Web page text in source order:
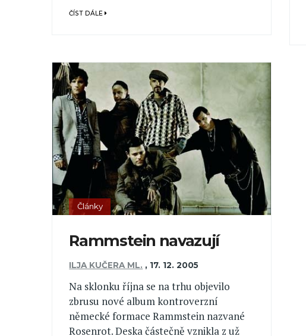
ČÍST DÁLE
Články
Rammstein navazují
ILJA KUČERA ML. , 17. 12. 2005
Na sklonku října se na trhu objevilo
zbrusu nové album kontroverzní
německé formace Rammstein nazvané
Rosenrot. Deska částečně vznikla z už